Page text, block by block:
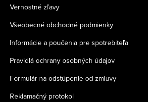
Vernostné zľavy
Všeobecné obchodné podmienky
Informácie a poučenia pre spotrebiteľa
Pravidlá ochrany osobných údajov
Formulár na odstúpenie od zmluvy
Reklamačný protokol